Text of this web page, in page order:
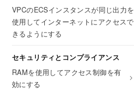
VPCのECSインスタンスが同じ出力を
使用してインターネットにアクセスで
きるようにする
セキュリティとコンプライアンス
RAMを使用してアクセス制御を有
効にする